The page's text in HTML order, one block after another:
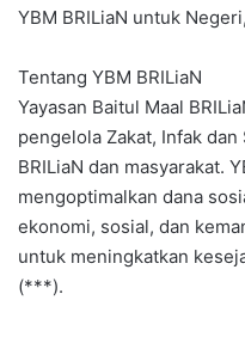
YBM BRILiaN untuk
Tentang YBM BRILiaN
Yayasan Baitul Maal
pengelola Zakat, Infak
BRILiaN dan masyarakat.
mengoptimalkan dana
ekonomi, sosial, dan
untuk meningkatkan
(***).